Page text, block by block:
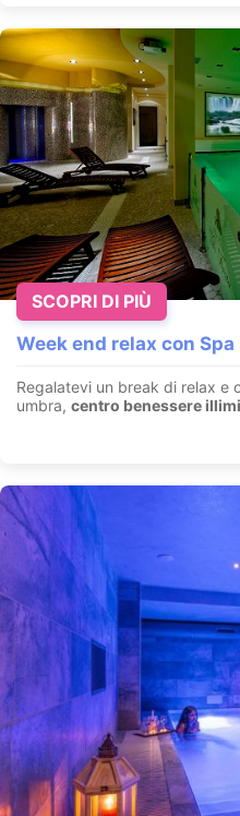
Week end relax con
Regalatevi un break di relax e
umbra, centro benessere
SCOPRI DI PIÙ